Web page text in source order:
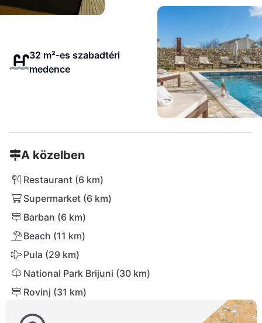
32 m²-es szabadtéri
medence
A közelben
Restaurant (6 km)
Supermarket (6 km)
Barban (6 km)
Beach (11 km)
Pula (29 km)
National Park Brijuni (30 km)
Rovinj (31 km)